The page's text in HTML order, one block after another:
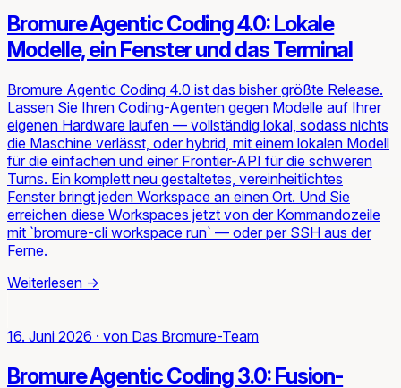
Bromure Agentic Coding 4.0: Lokale
Modelle, ein Fenster und das Terminal
Bromure Agentic Coding 4.0 ist das bisher größte Release.
Lassen Sie Ihren Coding-Agenten gegen Modelle auf Ihrer
eigenen Hardware laufen — vollständig lokal, sodass nichts
die Maschine verlässt, oder hybrid, mit einem lokalen Modell
für die einfachen und einer Frontier-API für die schweren
Turns. Ein komplett neu gestaltetes, vereinheitlichtes
Fenster bringt jeden Workspace an einen Ort. Und Sie
erreichen diese Workspaces jetzt von der Kommandozeile
mit `bromure-cli workspace run` — oder per SSH aus der
Ferne.
Weiterlesen →
16. Juni 2026 · von Das Bromure-Team
Bromure Agentic Coding 3.0: Fusion-